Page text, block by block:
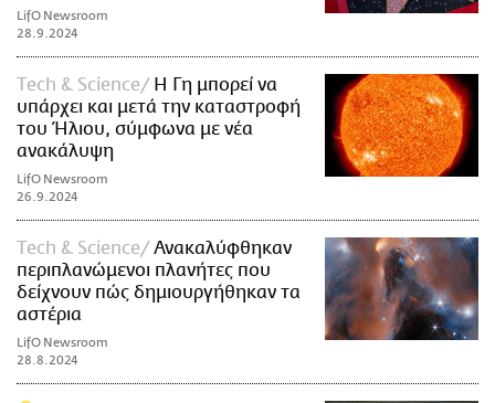
LifO Newsroom
28.9.2024
Τech & Science
Η Γη μπορεί να
υπάρχει και μετά την καταστροφή
του Ήλιου, σύμφωνα με νέα
ανακάλυψη
LifO Newsroom
26.9.2024
Τech & Science
Ανακαλύφθηκαν
περιπλανώμενοι πλανήτες που
δείχνουν πώς δημιουργήθηκαν τα
αστέρια
LifO Newsroom
28.8.2024